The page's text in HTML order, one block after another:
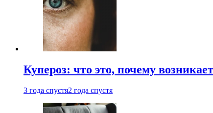
Купероз: что это, почему
3 года спустя2 года спустя